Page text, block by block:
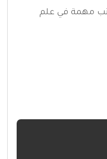
مهمة في علم